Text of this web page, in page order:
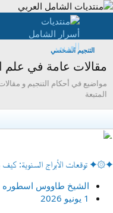
التنجيم الشخصي
مقالات عامة في علم
مواضيع في أحكام التنجيم و
المتبعة
✦۞✦ توقعات الأبراج السنوية:
الشيخ طاووس اسطوره
1 يونيو 2026